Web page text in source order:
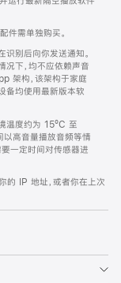
需单独购买。
识别后向你发送通知。
况下，均不应依赖声音
架构，该架构于家庭
备均使用最新版本软
温度约为 15ºC 至
高音量播放音频等情
一定时间对传感器进
的 IP 地址，或者你在上次